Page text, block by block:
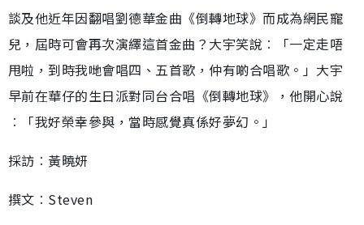
談及他近年因翻唱劉德華金曲《倒轉地球》而成為網民寵
兒，屆時可會再次演繹這首金曲？大宇笑說︰「一定走唔
甩啦，到時我哋會唱四、五首歌，仲有啲合唱歌。」大宇
早前在華仔的生日派對同台合唱《倒轉地球》，他開心說
︰「我好榮幸參與，當時感覺真係好夢幻。」
採訪︰黃曉妍
撰文︰Steven